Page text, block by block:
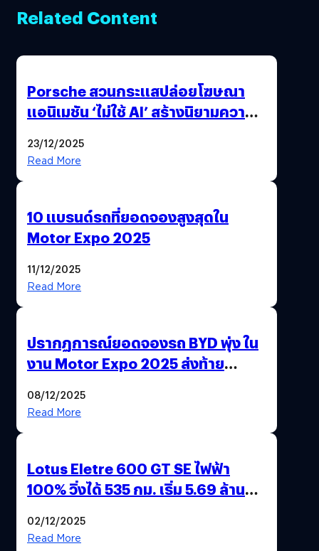
Related Content
Porsche สวนกระแสปล่อยโฆษณา
แอนิเมชัน ‘ไม่ใช้ AI’ สร้างนิยามความ
23/12/2025
Read More
10 แบรนด์รถที่ยอดจองสูงสุดใน
Motor Expo 2025
11/12/2025
Read More
ปรากฏการณ์ยอดจองรถ BYD พุ่ง ใน
งาน Motor Expo 2025 ส่งท้าย
08/12/2025
Read More
Lotus Eletre 600 GT SE ไฟฟ้า
100% วิ่งได้ 535 กม. เริ่ม 5.69 ล้าน
02/12/2025
Read More